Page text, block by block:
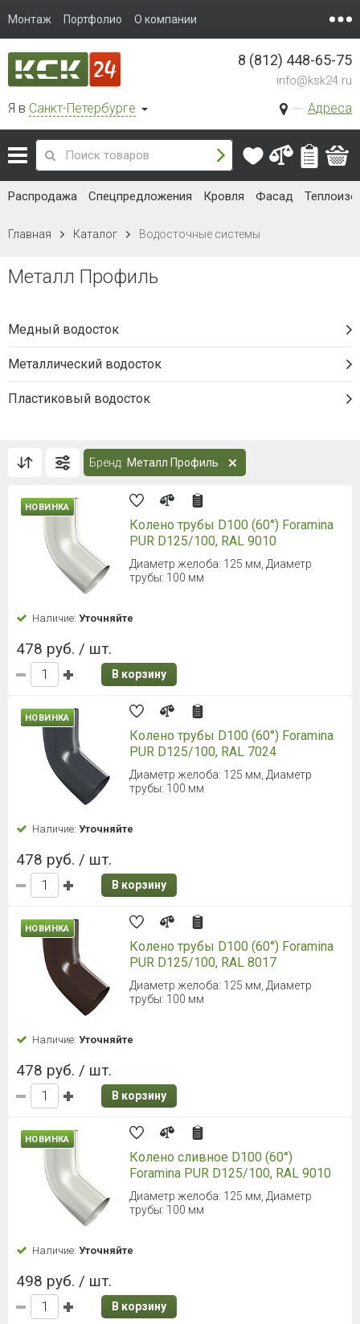
Монтаж Портфолио О компании
Я в Санкт-Петербурге Адреса
8 (812) 448-65-75
info@ksk24.ru
Распродажа Спецпредложения Кровля Фасад
Главная Каталог Водосточные системы
Металл Профиль
Медный водосток
Металлический водосток
Пластиковый водосток
Бренд: Металл Профиль
НОВИНКА
Колено трубы D100 (60°) Foramina
PUR D125/100, RAL 9010
Диаметр желоба: 125 мм, Диаметр
трубы: 100 мм
Наличие: Уточняйте
478 руб. / шт.
В корзину
НОВИНКА
Колено трубы D100 (60°) Foramina
PUR D125/100, RAL 7024
Диаметр желоба: 125 мм, Диаметр
трубы: 100 мм
Наличие: Уточняйте
478 руб. / шт.
В корзину
НОВИНКА
Колено трубы D100 (60°) Foramina
PUR D125/100, RAL 8017
Диаметр желоба: 125 мм, Диаметр
трубы: 100 мм
Наличие: Уточняйте
478 руб. / шт.
В корзину
НОВИНКА
Колено сливное D100 (60°)
Foramina PUR D125/100, RAL 9010
Диаметр желоба: 125 мм, Диаметр
трубы: 100 мм
Наличие: Уточняйте
498 руб. / шт.
В корзину